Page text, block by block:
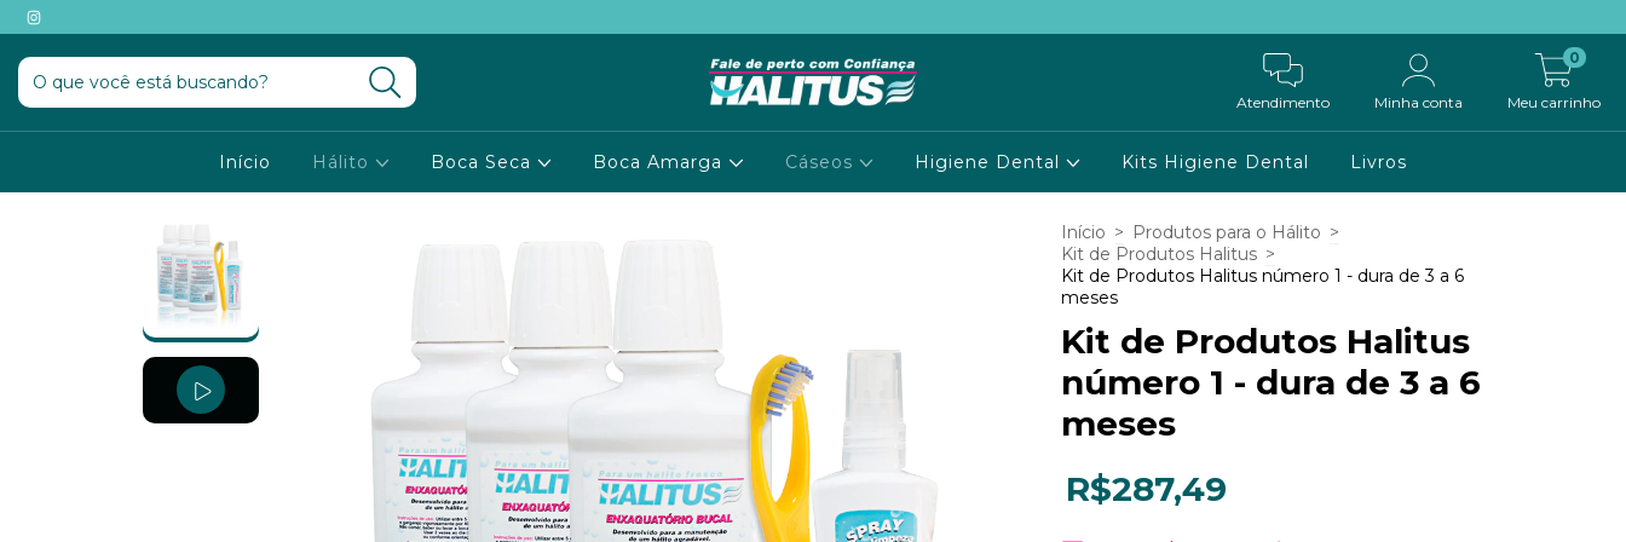
Atendimento Minha conta Meu carrinho
0
Início Hálito Boca Seca Boca Amarga Cáseos Higiene Dental Kits Higiene Dental Livros
Início > Produtos para o Hálito >
Kit de Produtos Halitus >
Kit de Produtos Halitus número 1 - dura de 3 a 6
meses
Kit de Produtos Halitus
número 1 - dura de 3 a 6
meses
R$287,49